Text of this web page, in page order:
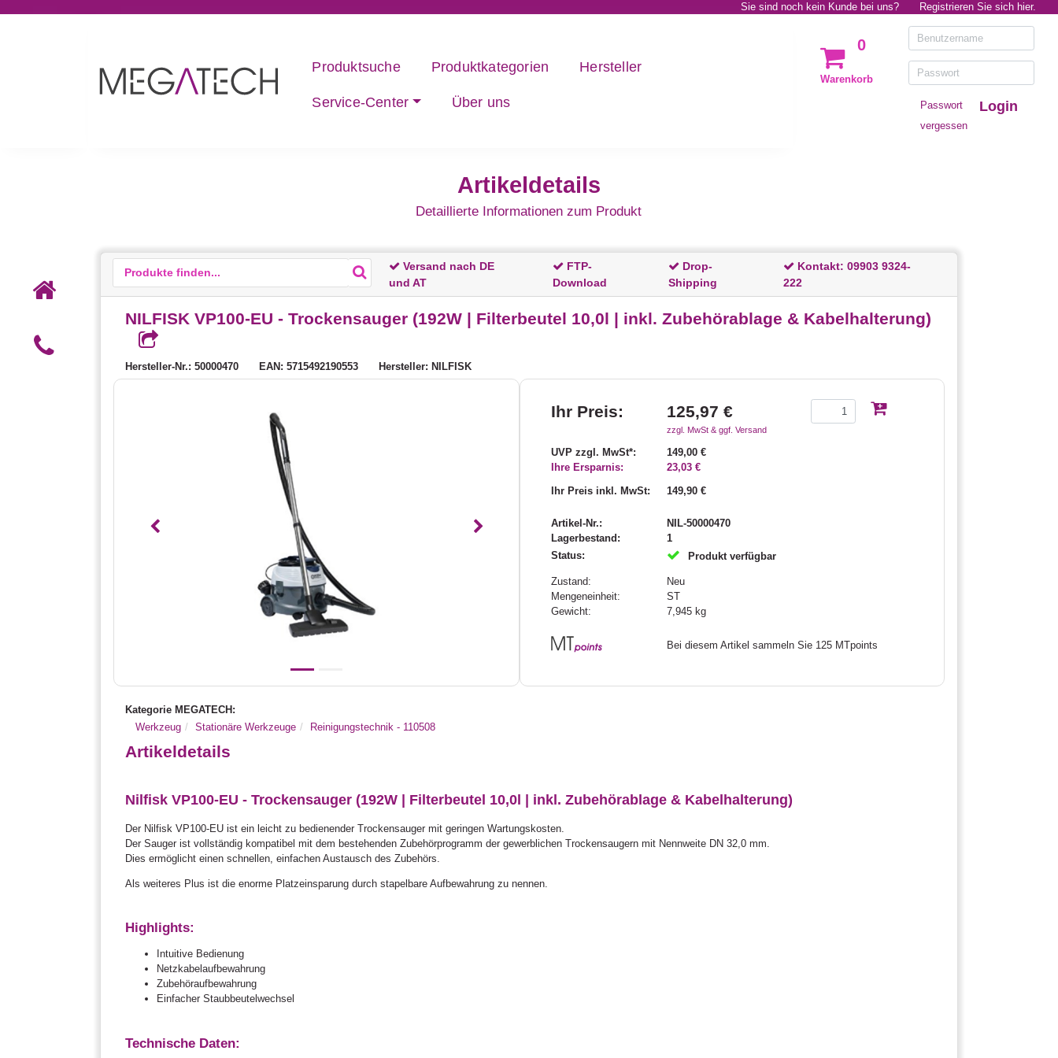
Sie sind noch kein Kunde bei uns? Registrieren Sie sich hier.
Produktsuche Produktkategorien Hersteller
Service-Center Über uns
0
Warenkorb
Passwort
vergessen
Login
Artikeldetails
Detaillierte Informationen zum Produkt
Versand nach DE
und AT
FTP-
Download
Drop-
Shipping
Kontakt:09903 9324-
222
NILFISK VP100-EU - Trockensauger (192W | Filterbeutel 10,0l | inkl. Zubehörablage & Kabelhalterung)
Hersteller-Nr.: 50000470 EAN: 5715492190553 Hersteller: NILFISK
Vorheriges Nächstes
Ihr Preis: 125,97 €
zzgl. MwSt & ggf. Versand
UVP zzgl. MwSt*:
149,00 €
Ihre Ersparnis:
23,03 €
Ihr Preis inkl. MwSt:
149,90 €
Artikel-Nr.:
NIL-50000470
Lagerbestand:
1
Status:
Produkt verfügbar
Zustand:
Neu
Mengeneinheit:
ST
Gewicht:
7,945 kg
Bei diesem Artikel sammeln Sie 125 MTpoints
Kategorie MEGATECH:
Werkzeug
Stationäre Werkzeuge Reinigungstechnik - 110508
Artikeldetails
Nilfisk VP100-EU - Trockensauger (192W | Filterbeutel 10,0l | inkl. Zubehörablage & Kabelhalterung)
Der Nilfisk VP100-EU ist ein leicht zu bedienender Trockensauger mit geringen Wartungskosten.
Der Sauger ist vollständig kompatibel mit dem bestehenden Zubehörprogramm der gewerblichen Trockensaugern mit Nennweite DN 32,0 mm.
Dies ermöglicht einen schnellen, einfachen Austausch des Zubehörs.
Als weiteres Plus ist die enorme Platzeinsparung durch stapelbare Aufbewahrung zu nennen.
Highlights:
Intuitive Bedienung
Netzkabelaufbewahrung
Zubehöraufbewahrung
Einfacher Staubbeutelwechsel
Technische Daten: